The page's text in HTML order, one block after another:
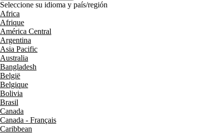
Seleccione su idioma y país/región
Africa
Afrique
América Central
Argentina
Asia Pacific
Australia
Bangladesh
België
Belgique
Bolivia
Brasil
Canada
Canada - Français
Caribbean